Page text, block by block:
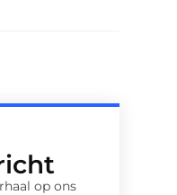
op ons